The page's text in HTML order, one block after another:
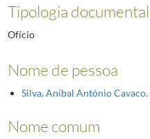
Tipologia documental
Ofício
Nome de pessoa
Silva, Aníbal António
Nome comum